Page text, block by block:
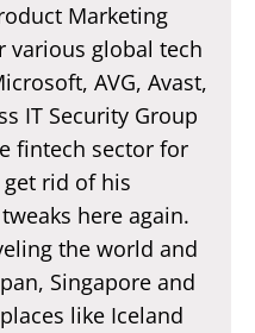
Marketing
various global tech
AVG, Avast,
IT Security Group
fintech sector for
rid of his
here again.
the world and
Singapore and
like Iceland